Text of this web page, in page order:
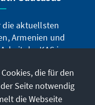
wie Batumi,
große Chancen
zum
der UNM-
an, der die
personell
Tag nach der
aktuellsten
Armenien und
der KAS im
die für den
Seite notwendig
die Webseite